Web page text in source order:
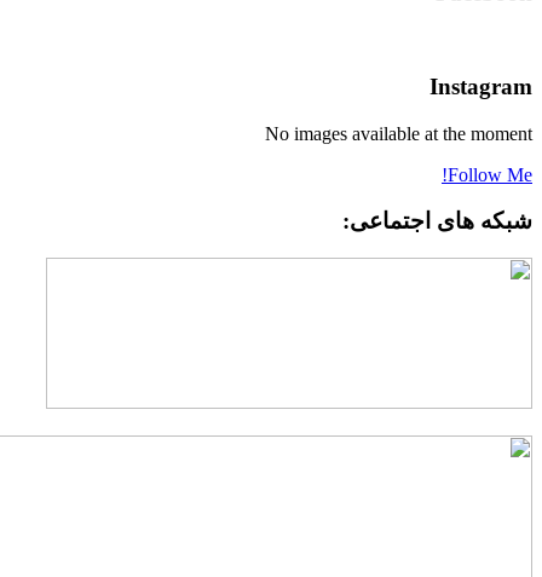
No images available at the
Follow
های اجتماعی: